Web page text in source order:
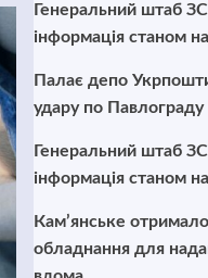
Генеральний штаб
інформація станом
Палає депо
удару по Павлограду
Генеральний штаб
інформація станом
Кам’янське
обладнання для